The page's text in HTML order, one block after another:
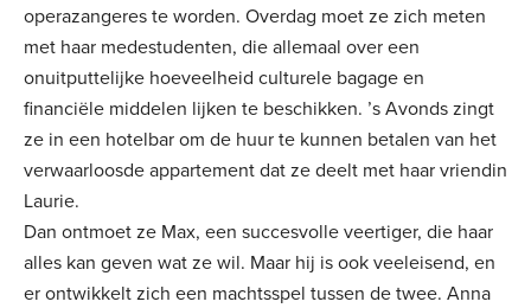
operazangeres te worden. Overdag moet ze zich meten
met haar medestudenten, die allemaal over een
onuitputtelijke hoeveelheid culturele bagage en
financiële middelen lijken te beschikken. ’s Avonds zingt
ze in een hotelbar om de huur te kunnen betalen van het
verwaarloosde appartement dat ze deelt met haar vriendin
Laurie.
Dan ontmoet ze Max, een succesvolle veertiger, die haar
alles kan geven wat ze wil. Maar hij is ook veeleisend, en
er ontwikkelt zich een machtsspel tussen de twee. Anna